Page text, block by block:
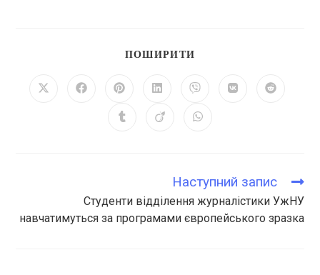
ПОШИРИТИ
Наступний запис
Студенти відділення журналістики УжНУ
навчатимуться за програмами європейського зразка